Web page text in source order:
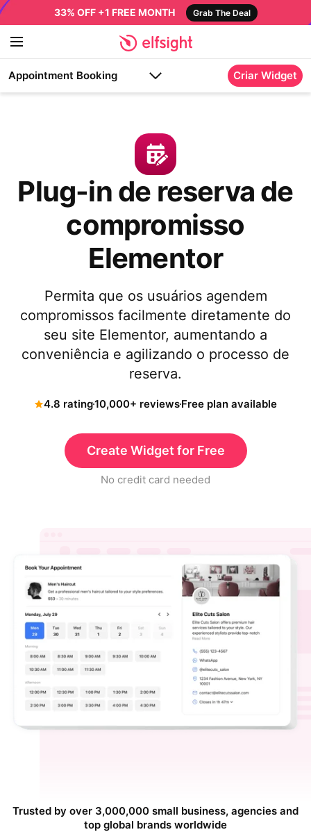
33% OFF +1 FREE MONTH Grab The Deal
Appointment Booking Criar Widget
Plug-in de reserva de
compromisso
Elementor
Permita que os usuários agendem
compromissos facilmente diretamente do
seu site Elementor, aumentando a
conveniência e agilizando o processo de
reserva.
4.8 rating10,000+ reviewsFree plan available
Create Widget for Free
No credit card needed
Trusted by over 3,000,000 small business, agencies and
top global brands worldwide